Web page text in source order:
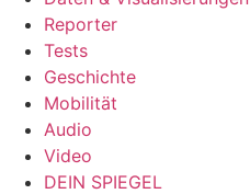
Reporter
Tests
Geschichte
Mobilität
Audio
Video
DEIN SPIEGEL